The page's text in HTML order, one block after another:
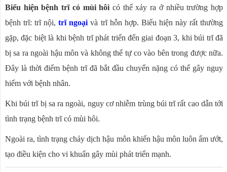
Biểu hiện bệnh trĩ có mùi hôi có thể xảy ra ở nhiều trường hợp
bệnh trĩ: trĩ nội,trĩ ngoại và trĩ hỗn hợp. Biểu hiện này rất thường
gặp, đặc biệt là khi bệnh trĩ phát triển đến giai đoạn 3, khi búi trĩ đã
bị sa ra ngoài hậu môn và không thể tự co vào bên trong được nữa.
Đây là thời điểm bệnh trĩ đã bắt đầu chuyển nặng có thể gây nguy
hiểm với bệnh nhân.
Khi búi trĩ bị sa ra ngoài, nguy cơ nhiễm trùng búi trĩ rất cao dẫn tới
tình trạng bệnh trĩ có mùi hôi.
Ngoài ra, tình trạng chảy dịch hậu môn khiến hậu môn luôn ẩm ướt,
tạo điều kiện cho vi khuẩn gây mùi phát triển mạnh.